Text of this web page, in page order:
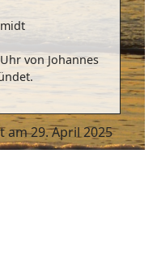
von Johannes
29. April 2025